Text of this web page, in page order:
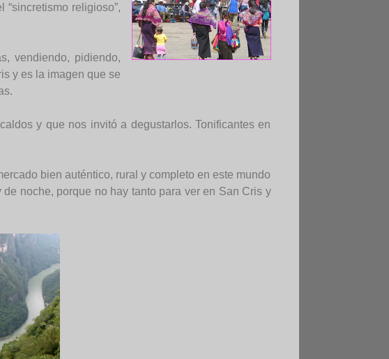
religioso”,
vendiendo, pidiendo,
y es la imagen que se
y que nos invitó a degustarlos. Tonificantes en
bien auténtico, rural y completo en este mundo
noche, porque no hay tanto para ver en San Cris y